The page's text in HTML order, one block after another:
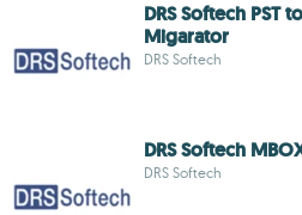
DRS Softech PST
Migarator
DRS Softech
DRS Softech
DRS Softech